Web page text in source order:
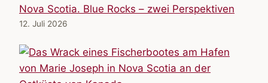
Nova Scotia. Blue Rocks – zwei Perspektiven
12. Juli 2026